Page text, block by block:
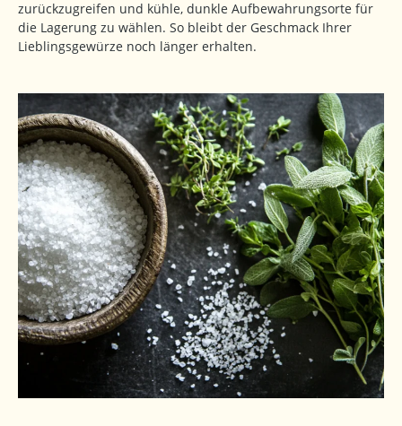
zurückzugreifen und kühle, dunkle Aufbewahrungsorte für
die Lagerung zu wählen. So bleibt der Geschmack Ihrer
Lieblingsgewürze noch länger erhalten.